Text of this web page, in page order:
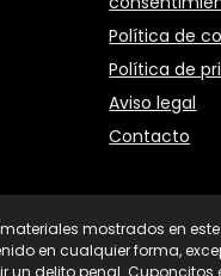
Política de
Política de
Aviso legal
Contacto
mostrados en
en cualquier forma,
delito penal.